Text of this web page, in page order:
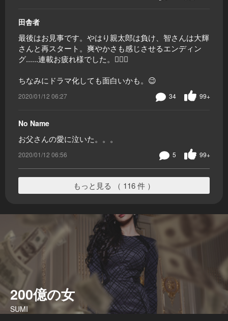
田舎者
最後はお見事です。やはり親太郎は負け、智さんは大輝
さんと再スタート。爽やかさも感じさせるエンディン
グ......連載お疲れ様でした。🙇🏻‍♂️
ちなみにドラマ化しても面白いかも。😉
2020/01/12 06:27 99+
34
No Name
お父さんの愛に泣いた。。。
2020/01/12 06:56 99+
5
もっと見る （ 116 件 ）
200億の女
SUMI